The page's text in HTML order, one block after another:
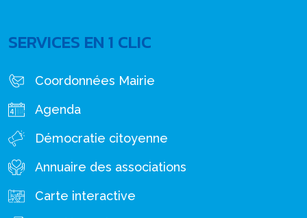
SERVICES EN 1 CLIC
Coordonnées Mairie
Agenda
Démocratie citoyenne
Annuaire des associations
Carte interactive